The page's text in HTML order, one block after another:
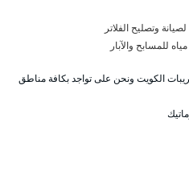
وتصليح الفلاتر
للمسابح والآبار
الكويت ونحن على تواجد بكافة مناطق